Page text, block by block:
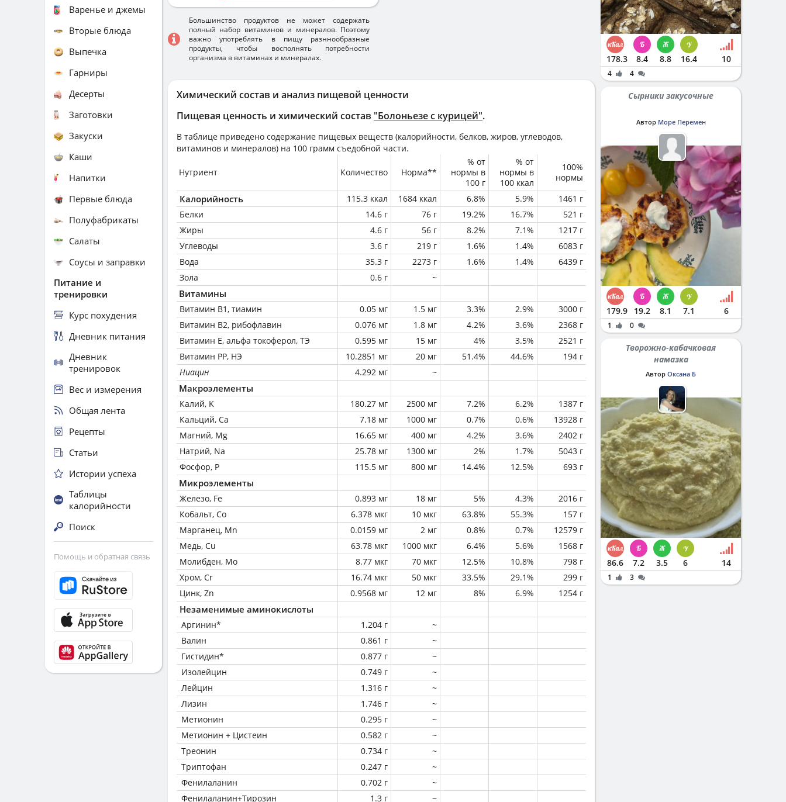
Химический состав и анализ пищевой ценности
Пищевая ценность и химический состав "Болоньезе с курицей".
В таблице приведено содержание пищевых веществ (калорийности, белков, жиров, углеводов,
витаминов и минералов) на 100 грамм съедобной части.
Нутриент Количество Норма**
% от
нормы в
100 г
% от
нормы в
100 ккал
100%
нормы
Калорийность 115.3 ккал 1684 ккал 6.8% 5.9%
1461 г
Белки
14.6 г 76 г 19.2% 16.7%
521 г
Жиры
4.6 г 56 г 8.2% 7.1%
1217 г
Углеводы
3.6 г 219 г 1.6% 1.4%
6083 г
Вода
35.3 г 2273 г 1.6% 1.4%
6439 г
Зола
0.6 г ~
Витамины
Витамин В1, тиамин 0.05 мг 1.5 мг 3.3% 2.9%
3000 г
Витамин В2, рибофлавин
0.076 мг 1.8 мг 4.2% 3.6%
2368 г
Витамин Е, альфа токоферол, ТЭ
0.595 мг 15 мг 4% 3.5%
2521 г
Витамин РР, НЭ
10.2851 мг 20 мг 51.4% 44.6%
194 г
Ниацин
4.292 мг ~
Макроэлементы
Калий, K 180.27 мг 2500 мг 7.2% 6.2%
1387 г
Кальций, Ca
7.18 мг 1000 мг 0.7% 0.6%
13928 г
Магний, Mg
16.65 мг 400 мг 4.2% 3.6%
2402 г
Натрий, Na
25.78 мг 1300 мг 2% 1.7%
5043 г
Фосфор, P
115.5 мг 800 мг 14.4% 12.5% 693 г
Микроэлементы
Железо, Fe 0.893 мг 18 мг 5% 4.3%
2016 г
Кобальт, Co
6.378 мкг 10 мкг 63.8% 55.3%
157 г
Марганец, Mn
0.0159 мг 2 мг 0.8% 0.7%
12579 г
Медь, Cu
63.78 мкг 1000 мкг 6.4% 5.6%
1568 г
Молибден, Mo
8.77 мкг 70 мкг 12.5% 10.8%
798 г
Хром, Cr
16.74 мкг 50 мкг 33.5% 29.1%
299 г
Цинк, Zn
0.9568 мг 12 мг 8% 6.9% 1254 г
Незаменимые аминокислоты
Аргинин* 1.204 г
~
Валин
0.861 г
~
Гистидин*
0.877 г
~
Изолейцин
0.749 г
~
Лейцин
1.316 г
~
Лизин
1.746 г
~
Метионин
0.295 г
~
Метионин + Цистеин
0.582 г
~
Треонин
0.734 г
~
Триптофан
0.247 г
~
Фенилаланин
0.702 г
~
Фенилаланин+Тирозин
1.3 г ~
Большинство продуктов не может содержать
полный набор витаминов и минералов. Поэтому
важно употреблять в пищу разннообразные
продукты, чтобы восполнять потребности
организма в витаминах и минералах.
Варенье и джемы
Вторые блюда
Выпечка
Гарниры
Десерты
Заготовки
Закуски
Каши
Напитки
Первые блюда
Полуфабрикаты
Салаты
Соусы и заправки
Питание и
тренировки
Курс похудения
Дневник питания
Дневник
тренировок
Вес и измерения
Общая лента
Рецепты
Статьи
Истории успеха
Таблицы
калорийности
Поиск
Помощь и обратная связь
178.3 8.4 8.8 16.4 10
4 4
Сырники закусочные
Автор Море Перемен
179.9 19.2 8.1 7.1 6
1 0
Творожно-кабачковая
намазка
Автор Оксана Б
86.6 7.2 3.5 6 14
1 3